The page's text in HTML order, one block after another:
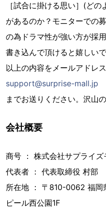
［試合に掛ける思い］(ど
があるのか？モニターでの
の為ドラマ性が強い方が採
書き込んで頂けると嬉しい
以上の内容をメールアドレス
support@surprise-mall.jp
までお送りください。沢山
会社概要
商号 ： 株式会社サプライズ
代表者 ： 代表取締役 村部
所在地 ： 〒810-0062 福岡
ピール西公園1F